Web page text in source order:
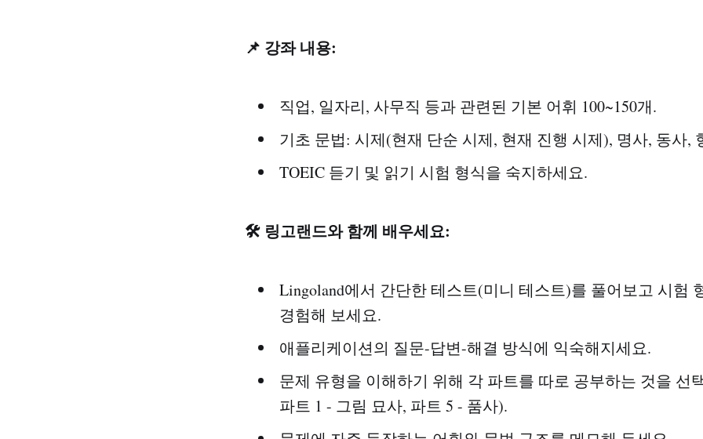
📌 강좌 내용:
직업, 일자리, 사무직 등과 관련된 기본 어휘 100~150개.
기초 문법: 시제(현재 단순 시제, 현재 진행 시제), 명사, 동사,
TOEIC 듣기 및 읽기 시험 형식을 숙지하세요.
🛠️ 링고랜드와 함께 배우세요:
Lingoland에서 간단한 테스트(미니 테스트)를 풀어보고 시험
경험해 보세요.
애플리케이션의 질문-답변-해결 방식에 익숙해지세요.
문제 유형을 이해하기 위해 각 파트를 따로 공부하는 것을 선
파트 1 - 그림 묘사, 파트 5 - 품사).